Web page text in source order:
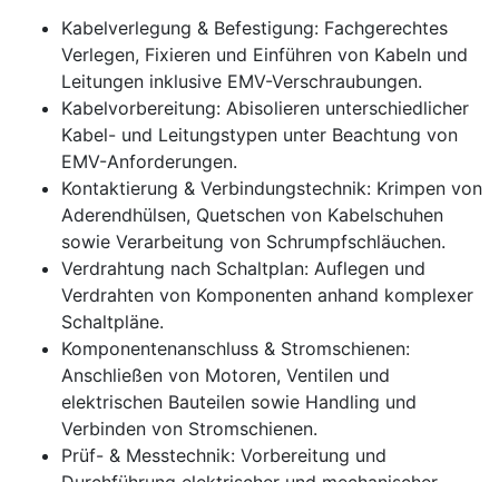
Kabelverlegung & Befestigung: Fachgerechtes
Verlegen, Fixieren und Einführen von Kabeln und
Leitungen inklusive EMV-Verschraubungen.
Kabelvorbereitung: Abisolieren unterschiedlicher
Kabel- und Leitungstypen unter Beachtung von
EMV-Anforderungen.
Kontaktierung & Verbindungstechnik: Krimpen von
Aderendhülsen, Quetschen von Kabelschuhen
sowie Verarbeitung von Schrumpfschläuchen.
Verdrahtung nach Schaltplan: Auflegen und
Verdrahten von Komponenten anhand komplexer
Schaltpläne.
Komponentenanschluss & Stromschienen:
Anschließen von Motoren, Ventilen und
elektrischen Bauteilen sowie Handling und
Verbinden von Stromschienen.
Prüf- & Messtechnik: Vorbereitung und